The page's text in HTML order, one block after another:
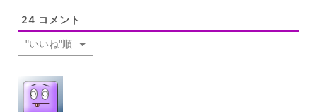
24 コメント
"いいね"順